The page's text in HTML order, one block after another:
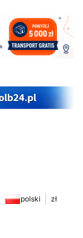
w koszyku: 0.
polski zł